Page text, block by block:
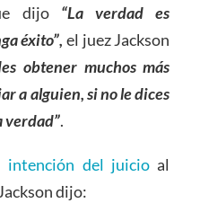
dijo “La verdad es
éxito”,el juez Jackson
obtener muchos más
a alguien, si no le dices
verdad”.
intención del juicio al
dijo: